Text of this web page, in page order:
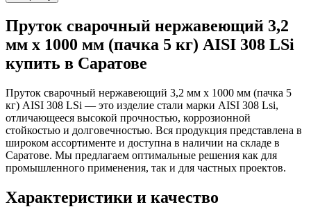
Пруток сварочный нержавеющий 3,2
мм х 1000 мм (пачка 5 кг) AISI 308 LSi
купить в Саратове
Пруток сварочный нержавеющий 3,2 мм х 1000 мм (пачка 5
кг) AISI 308 LSi — это изделие стали марки AISI 308 Lsi,
отличающееся высокой прочностью, коррозионной
стойкостью и долговечностью. Вся продукция представлена в
широком ассортименте и доступна в наличии на складе в
Саратове. Мы предлагаем оптимальные решения как для
промышленного применения, так и для частных проектов.
Характеристики и качество